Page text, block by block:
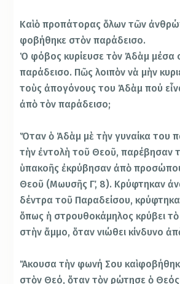
Καὶ ὁ προπάτορας ὅλων τῶν
φοβήθηκε στὸν παράδεισο.
Ὁ φόβος κυρίευσε τὸν Ἀδὰμ μέσα
παράδεισο. Πῶς λοιπὸν νὰ μὴν
τοὺς ἀπογόνους του Ἀδὰμ πού
ἀπὸ τὸν παράδεισο;
Ὅταν ὁ Ἀδὰμ μὲ τὴν γυναίκα του
τὴν ἐντολὴ τοῦ Θεοῦ, παρέβησαν
ὑπακοῆς ἐκρύβησαν ἀπὸ
Θεοῦ (Μωυσῆς Γ΄, 8). Κρύφτηκαν
δέντρα τοῦ Παραδείσου,
ὅπως ἡ στρουθοκάμηλος κρύβει τὸ
στὴν ἄμμο, ὅταν νιώθει κίνδυνο
Ἄκουσα τὴν φωνή Σου καὶ
στὸν Θεό, ὅταν τὸν ρώτησε ὁ